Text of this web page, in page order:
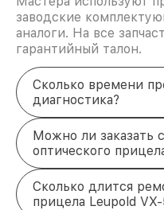
заводские
аналоги. На все
гарантийный талон.
Сколько времени
диагностика?
Можно ли заказать
оптического
Сколько длится
прицела Leupold